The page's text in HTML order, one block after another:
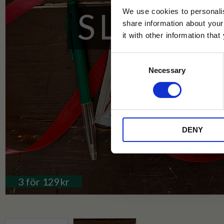
We use cookies to
share information about
it with other information that
Necessary
DENY
3 för 129kr
Jag samtycker till Tehuset Javas
* Rabatten gäller endast online på
på ordinarie priser och kan ej